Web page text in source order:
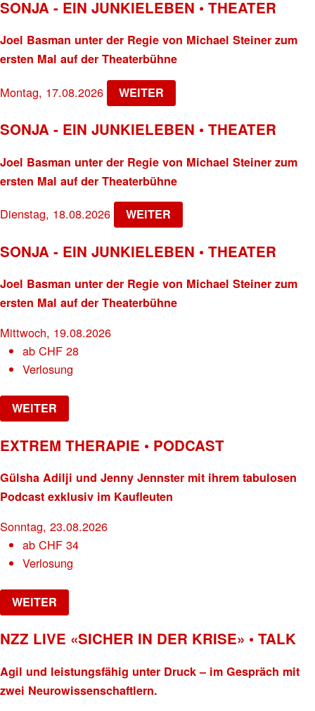
SONJA - EIN JUNKIELEBEN • THEATER
Joel Basman unter der Regie von Michael Steiner zum
ersten Mal auf der Theaterbühne
Montag, 17.08.2026 WEITER
SONJA - EIN JUNKIELEBEN • THEATER
Joel Basman unter der Regie von Michael Steiner zum
ersten Mal auf der Theaterbühne
Dienstag, 18.08.2026 WEITER
SONJA - EIN JUNKIELEBEN • THEATER
Joel Basman unter der Regie von Michael Steiner zum
ersten Mal auf der Theaterbühne
Mittwoch, 19.08.2026
abCHF 28
Verlosung
WEITER
EXTREM THERAPIE • PODCAST
Gülsha Adilji und Jenny Jennster mit ihrem tabulosen
Podcast exklusiv im Kaufleuten
Sonntag, 23.08.2026
abCHF 34
Verlosung
WEITER
NZZ LIVE «SICHER IN DER KRISE» • TALK
Agil und leistungsfähig unter Druck – im Gespräch mit
zwei Neurowissenschaftlern.